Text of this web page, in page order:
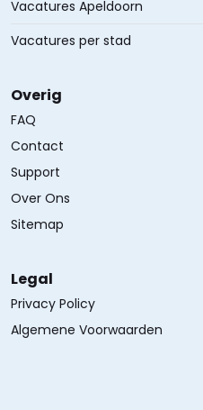
Vacatures Apeldoorn
Vacatures per stad
Overig
FAQ
Contact
Support
Over Ons
Sitemap
Legal
Privacy Policy
Algemene Voorwaarden